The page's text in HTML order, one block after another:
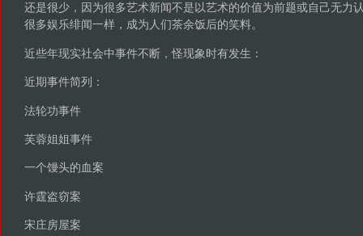
还是很少，因为很多艺术新闻不是以艺术的价值为前题或自己无力
很多娱乐绯闻一样，成为人们茶余饭后的笑料。
近些年现实社会中事件不断，怪现象时有发生：
近期事件简列：
法轮功事件
芙蓉姐姐事件
一个馒头的血案
许霆盗窃案
宋庄房屋案